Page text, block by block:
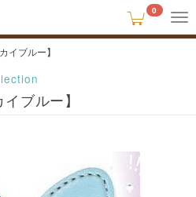
0
イブルー】
ブルー】